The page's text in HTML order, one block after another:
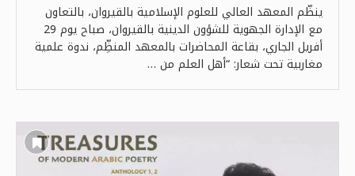
ينظّم المعهد العالي للعلوم الإسلامية بالقيروان، بالتعاون
مع الإدارة الجهوية للشؤون الدينية بالقيروان، صباح يوم 29
أفريل الجاري، بقاعة المحاضرات بالمعهد المنظِّم، ندوة علمية
مغاربية تحت شعار: “أهل العلم من …